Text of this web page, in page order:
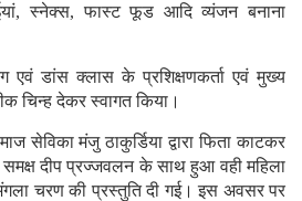
स्नेक्स, फास्ट फूड आदि व्यंजन बनाना
एवं डांस क्लास के प्रशिक्षणकर्ता एवं मुख्य
चिन्ह देकर स्वागत किया।
सेविका मंजु ठाकुर्डिया द्वारा फिता काटकर
समक्ष दीप प्रज्जवलन के साथ हुआ वही महिला
चरण की प्रस्तुति दी गई। इस अवसर पर